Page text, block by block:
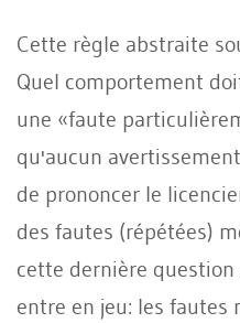
Cette règle abstraite
Quel comportement
une «faute
qu'aucun
de prononcer le
des fautes (répétées)
cette dernière
entre en jeu: les fautes